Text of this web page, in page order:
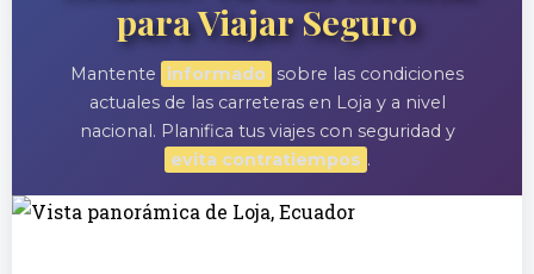
para Viajar Seguro
Mantente informado sobre las condiciones
actuales de las carreteras en Loja y a nivel
nacional. Planifica tus viajes con seguridad y
evita contratiempos .